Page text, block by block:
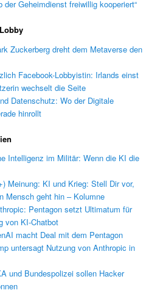
der Geheimdienst freiwillig kooperiert“
Zuckerberg dreht dem Metaverse den
Facebook-Lobbyistin: Irlands einst
wechselt die Seite
Datenschutz: Wo der Digitale
hinrollt
Intelligenz im Militär: Wenn die KI die
Meinung: KI und Krieg: Stell Dir vor,
Mensch geht hin – Kolumne
Pentagon setzt Ultimatum für
von KI-Chatbot
macht Deal mit dem Pentagon
untersagt Nutzung von Anthropic in
und Bundespolizei sollen Hacker